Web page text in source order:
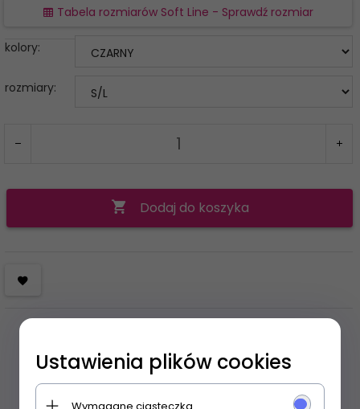
Tabela rozmiarów Soft Line - Sprawdź rozmiar
kolory:
rozmiary:
Dodaj do koszyka
Ustawienia plików cookies
Wymagane ciasteczka